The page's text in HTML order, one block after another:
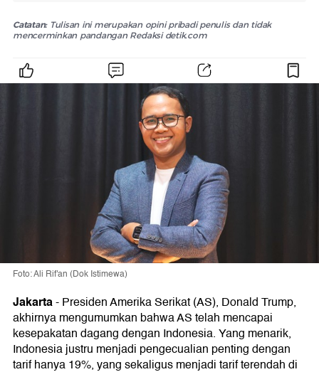
Catatan:Tulisan ini merupakan opini pribadi penulis dan tidak
mencerminkan pandangan Redaksi detik.com
Foto: Ali Rif'an (Dok Istimewa)
Jakarta-Presiden Amerika Serikat (AS), Donald Trump,
akhirnya mengumumkan bahwa AS telah mencapai
kesepakatan dagang dengan Indonesia. Yang menarik,
Indonesia justru menjadi pengecualian penting dengan
tarif hanya 19%, yang sekaligus menjadi tarif terendah di